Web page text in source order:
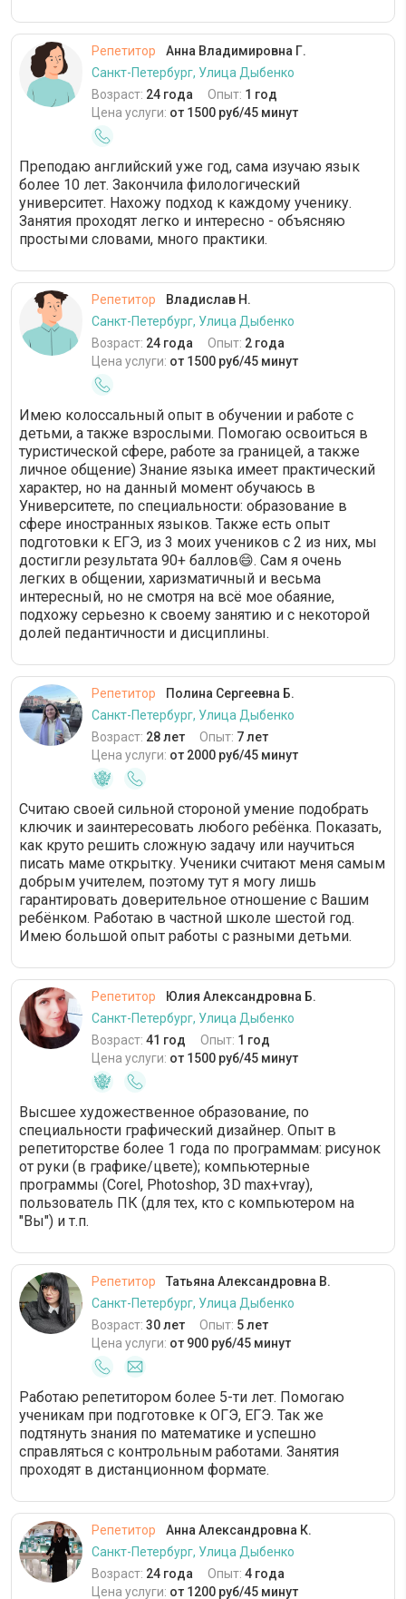
Репетитор
Анна Владимировна Г.
Санкт-Петербург, Улица Дыбенко
Возраст: 24 года Опыт: 1 год
Цена услуги: от 1500 руб/45 минут
Преподаю английский уже год, сама изучаю язык
более 10 лет. Закончила филологический
университет. Нахожу подход к каждому ученику.
Занятия проходят легко и интересно - объясняю
простыми словами, много практики.
Репетитор
Владислав Н.
Санкт-Петербург, Улица Дыбенко
Возраст: 24 года Опыт: 2 года
Цена услуги: от 1500 руб/45 минут
Имею колоссальный опыт в обучении и работе с
детьми, а также взрослыми. Помогаю освоиться в
туристической сфере, работе за границей, а также
личное общение) Знание языка имеет практический
характер, но на данный момент обучаюсь в
Университете, по специальности: образование в
сфере иностранных языков. Также есть опыт
подготовки к ЕГЭ, из 3 моих учеников с 2 из них, мы
достигли результата 90+ баллов😄. Сам я очень
легких в общении, харизматичный и весьма
интересный, но не смотря на всё мое обаяние,
подхожу серьезно к своему занятию и с некоторой
долей педантичности и дисциплины.
Репетитор
Полина Сергеевна Б.
Санкт-Петербург, Улица Дыбенко
Возраст: 28 лет Опыт: 7 лет
Цена услуги: от 2000 руб/45 минут
Считаю своей сильной стороной умение подобрать
ключик и заинтересовать любого ребёнка. Показать,
как круто решить сложную задачу или научиться
писать маме открытку. Ученики считают меня самым
добрым учителем, поэтому тут я могу лишь
гарантировать доверительное отношение с Вашим
ребёнком. Работаю в частной школе шестой год.
Имею большой опыт работы с разными детьми.
Репетитор
Юлия Александровна Б.
Санкт-Петербург, Улица Дыбенко
Возраст: 41 год Опыт: 1 год
Цена услуги: от 1500 руб/45 минут
Высшее художественное образование, по
специальности графический дизайнер. Опыт в
репетиторстве более 1 года по программам: рисунок
от руки (в графике/цвете); компьютерные
программы (Corel, Photoshop, 3D max+vray),
пользователь ПК (для тех, кто с компьютером на
"Вы") и т.п.
Репетитор
Татьяна Александровна В.
Санкт-Петербург, Улица Дыбенко
Возраст: 30 лет Опыт: 5 лет
Цена услуги: от 900 руб/45 минут
Работаю репетитором более 5-ти лет. Помогаю
ученикам при подготовке к ОГЭ, ЕГЭ. Так же
подтянуть знания по математике и успешно
справляться с контрольным работами. Занятия
проходят в дистанционном формате.
Репетитор
Анна Александровна К.
Санкт-Петербург, Улица Дыбенко
Возраст: 24 года Опыт: 4 года
Цена услуги: от 1200 руб/45 минут